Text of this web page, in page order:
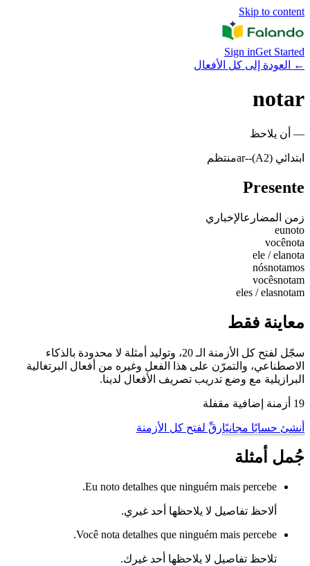
Skip to content
Sign inGet Started
←
العودة إلى كل الأفعال
notar
— أن يلاحظ
ابتدائي (A2) -
-ar منتظم
Presente
زمن المضارعالإخباري
eunoto
vocênota
ele / elanota
nósnotamos
vocêsnotam
eles / elasnotam
معاينة فقط
سجّل لفتح كل الأزمنة الـ 20، وتوليد أمثلة لا محدودة بالذكاء
الاصطناعي، والتمرّن على هذا الفعل وغيره من أفعال البرتغالية
البرازيلية مع وضع تدريب تصريف الأفعال لدينا.
19 أزمنة إضافية مقفلة
أنشئ حسابًا مجانيًارقِّ لفتح كل الأزمنة
جُمل أمثلة
Eu noto detalhes que ninguém mais percebe.
ألاحظ تفاصيل لا يلاحظها أحد غيري.
Você nota detalhes que ninguém mais percebe.
تلاحظ تفاصيل لا يلاحظها أحد غيرك.